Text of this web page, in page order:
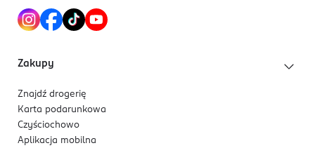
Kod EAN
3 663555 006650
Zakupy
Znajdź drogerię
Karta podarunkowa
Czyściochowo
Aplikacja mobilna